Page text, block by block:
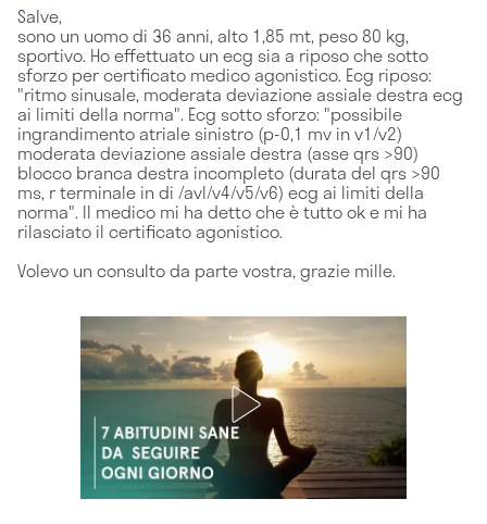
Salve,
sono un uomo di 36 anni, alto 1,85 mt, peso 80 kg,
sportivo. Ho effettuato un ecg sia a riposo che sotto
sforzo per certificato medico agonistico. Ecg riposo:
"ritmo sinusale, moderata deviazione assiale destra ecg
ai limiti della norma". Ecg sotto sforzo: "possibile
ingrandimento atriale sinistro (p-0,1 mv in v1/v2)
moderata deviazione assiale destra (asse qrs >90)
blocco branca destra incompleto (durata del qrs >90
ms, r terminale in di /avl/v4/v5/v6) ecg ai limiti della
norma". Il medico mi ha detto che è tutto ok e mi ha
rilasciato il certificato agonistico.
Volevo un consulto da parte vostra, grazie mille.